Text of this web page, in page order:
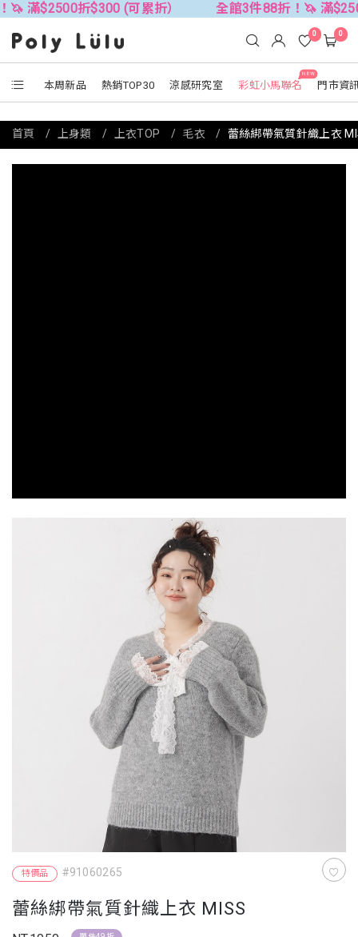
折$300 (可累折） 全館3件88折！🦄 滿$2500折$300
本周新品 熱銷TOP30 涼感研究室
NEW
彩虹小馬聯名 門市資
0 0
特價品 #91060265
蕾絲綁帶氣質針織上衣 MISS
首頁 上身類 上衣TOP 毛衣 蕾絲綁帶氣質針織上衣